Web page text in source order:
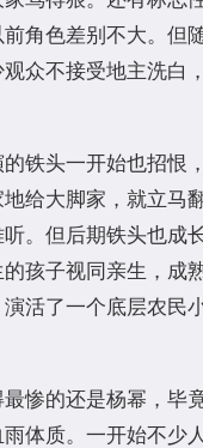
角色差别不大。但
众不接受地主洗白
铁头一开始也招恨
给大脚家，就立马
。但后期铁头也成
孩子视同亲生，成
活了一个底层农民
惨的还是杨幂，毕
体质。一开始不少